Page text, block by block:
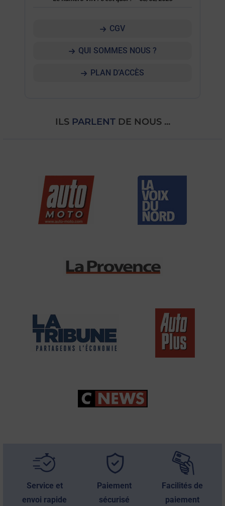
CGV
QUI SOMMES NOUS ?
PLAN D’ACCÈS
ILS PARLENTDE NOUS ...
Service et
envoi rapide
Paiement
sécurisé
Facilités de
paiement